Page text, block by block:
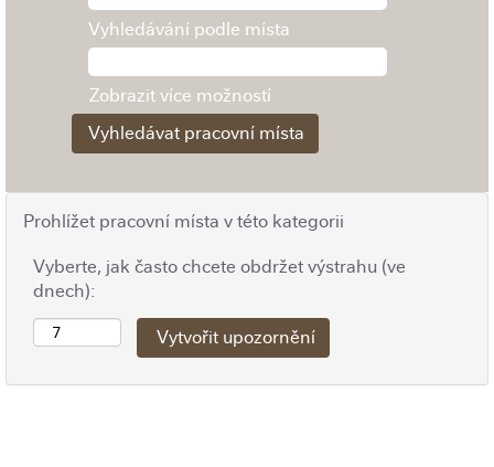
Vyhledávání podle místa
Zobrazit více možností
Prohlížet pracovní místa v této kategorii
Vyberte, jak často chcete obdržet výstrahu (ve
dnech):